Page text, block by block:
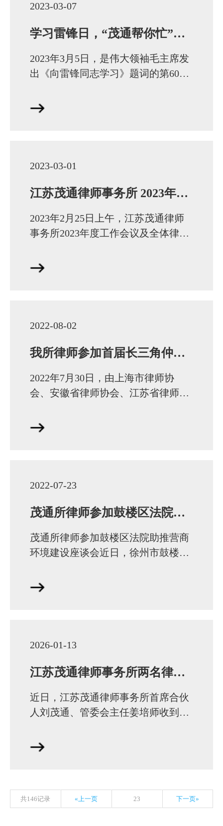
2023-03-07
学习雷锋日，“茂通帮你忙”公益法律服务品牌在行动
2023年3月5日，是伟大领袖毛主席发
出《向雷锋同志学习》题词的第60个
精神，江苏茂通律师事务所，“茂通
2023-03-01
江苏茂通律师事务所 2023年上半年工作会议成功召开
2023年2月25日上午，江苏茂通律师
事务所2023年度工作会议及全体律师
开。茂通所首席合伙人刘茂通、注册
2022-08-02
我所律师参加首届长三角仲裁律师论坛
2022年7月30日，由上海市律师协
会、安徽省律师协会、江苏省律师协
一届长三角仲裁律师论坛”成功举
2022-07-23
茂通所律师参加鼓楼区法院助推营商环境建设座谈会
茂通所律师参加鼓楼区法院助推营商
环境建设座谈会近日，徐州市鼓楼区
代表召开座谈会，探索多元解纷机
2026-01-13
江苏茂通律师事务所两名律师获聘第七届宁波仲裁委员会仲裁员
近日，江苏茂通律师事务所首席合伙
人刘茂通、管委会主任姜培师收到宁
第七届宁波仲裁委员会仲裁员。这是
共146记录 «上一页 23 下一页»